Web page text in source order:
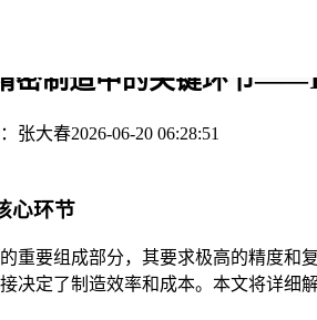
密制造中的关键环节
张大春2026-06-20 06:28:51
心环节
重要组成部分，其要求极高的精度和
决定了制造效率和成本。本文将详细